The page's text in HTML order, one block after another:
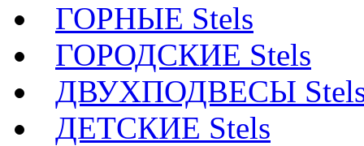
ГОРНЫЕ Stels
ГОРОДСКИЕ Stels
ДВУХПОДВЕСЫ
ДЕТСКИЕ Stels